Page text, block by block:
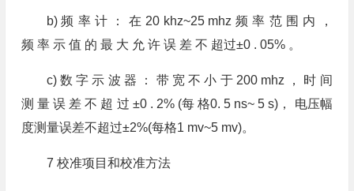
b) 频 率 计 ： 在 20 khz~25 mhz 频 率 范 围 内 ，
频 率 示 值 的 最 大 允 许 误 差 不 超过±0 . 05% 。
c) 数 字 示 波 器 ： 带 宽 不 小 于 200 mhz ， 时 间
测 量 误 差 不 超 过 ±0 . 2% (每 格0. 5 ns~ 5 s)， 电压幅
度测量误差不超过±2%(每格1 mv~5 mv)。
7 校准项目和校准方法